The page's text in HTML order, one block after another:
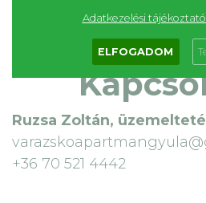
Ruzsa Zoltán, ü
+36 70 521 4442
Adatkezelési
ELFOGADOM